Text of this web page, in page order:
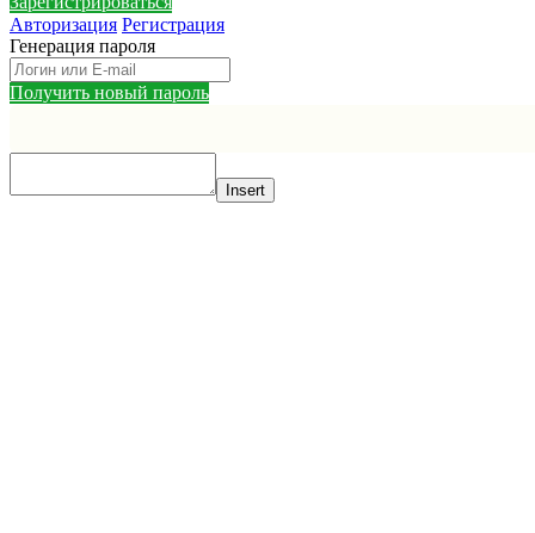
Авторизация Регистрация
Генерация пароля
Получить новый пароль
Insert